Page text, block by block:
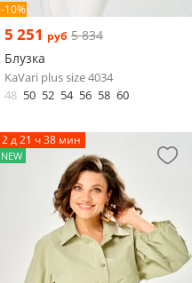
-10%
5 251 руб 5 834
Блузка
KaVari plus size 4034
48 50 52 54 56 58 60
2 д 21 ч 38 мин
NEW